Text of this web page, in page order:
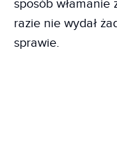
sposób włamanie
razie nie wydał
sprawie.